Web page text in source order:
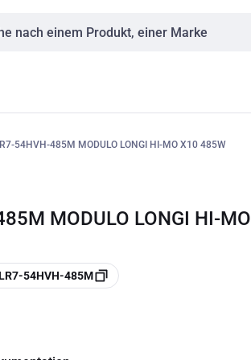
54HVH-485M MODULO LONGI HI-MO X10 485W
MODULO LONGI HI-MO
54HVH-485M